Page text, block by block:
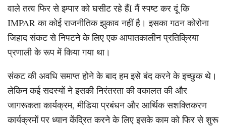
वाले तत्व फिर से इम्पार को घसीट रहे हैंI मैं स्पष्ट कर दूं कि
IMPAR का कोई राजनीतिक झुकाव नहीं है। इसका गठन कोरोना
जिहाद संकट से निपटने के लिए एक आपातकालीन प्रतिक्रिया
प्रणाली के रूप में किया गया था।
संकट की अवधि समाप्त होने के बाद हम इसे बंद करने के इच्छुक थे।
लेकिन कई सदस्यों ने इसकी निरंतरता की वकालत की और
जागरूकता कार्यक्रम, मीडिया प्रबंधन और आर्थिक सशक्तिकरण
कार्यक्रमों पर ध्यान केंद्रित करने के लिए इसके काम को फिर से शुरू